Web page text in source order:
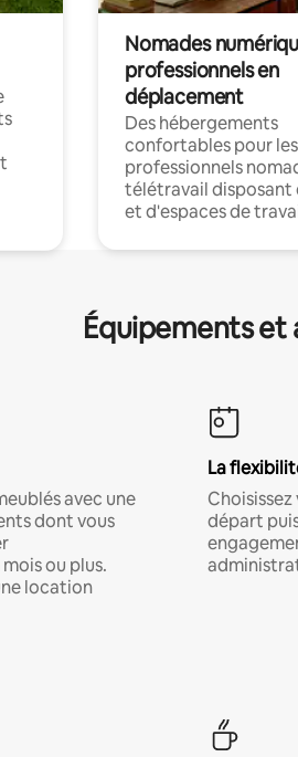
Nomades
professionnels en
déplacement
Des hébergements
confortables pour les
professionnels
télétravail disposant
et d'espaces de
Équipements et
avec une
dont vous
ou plus.
location
La
départ